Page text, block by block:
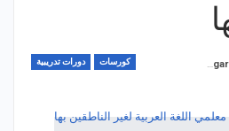
كورسات دورات تدريبية